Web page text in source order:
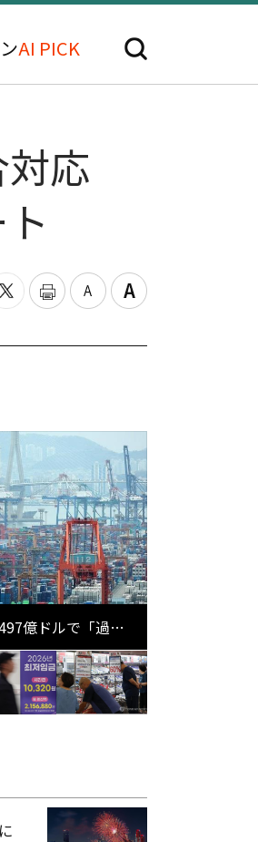
AI PICK
応
億ドルで「過去
1000億ドル突破